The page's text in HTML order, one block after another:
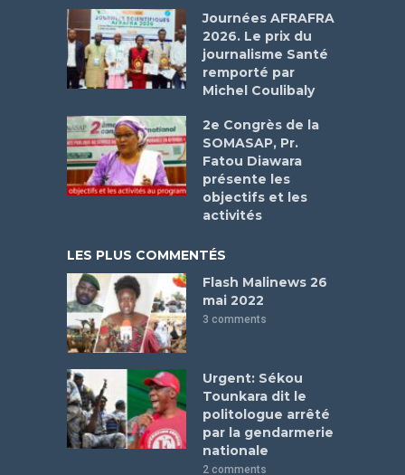
Journées AFRAFRA
2026. Le prix du
journalisme Santé
remporté par
Michel Coulibaly
2e Congrès de la
SOMASAP, Pr.
Fatou Diawara
présente les
objectifs et les
activités
LES PLUS COMMENTÉS
Flash Malinews 26
mai 2022
3 comments
Urgent: Sékou
Tounkara dit le
politologue arrêté
par la gendarmerie
nationale
2 comments